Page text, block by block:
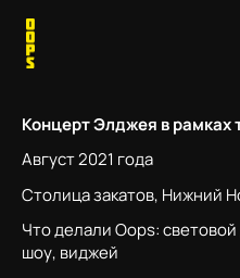
Концерт Элджея в рамках
Август 2021 года
Столица закатов, Нижний
Что делали Oops:
шоу, виджей